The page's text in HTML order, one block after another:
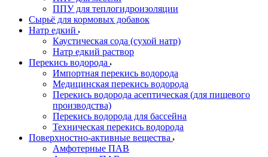
ППУ для теплогидроизоляции
Сырьё для кормовых добавок
Натр едкий
Каустическая сода (сухой натр)
Натр едкий раствор
Перекись водорода
Импортная перекись водорода
Медицинская перекись водорода
Перекись водорода асептическая (для пищевого
производства)
Перекись водорода для бассейна
Техническая перекись водорода
Поверхностно-активные вещества
Амфотерные ПАВ